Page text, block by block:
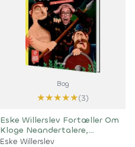
Bog
★★★★★(3)
Eske Willerslev Fortæller Om
Kloge Neandertalere,
Alienkranier Og Syge Vikinger
Eske Willerslev